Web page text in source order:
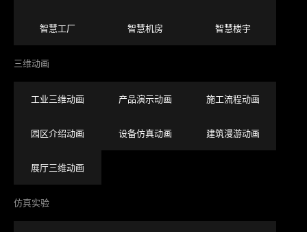
智慧工厂 智慧机房 智慧楼宇
三维动画
工业三维动画 产品演示动画 施工流程动画
园区介绍动画 设备仿真动画 建筑漫游动画
展厅三维动画
仿真实验